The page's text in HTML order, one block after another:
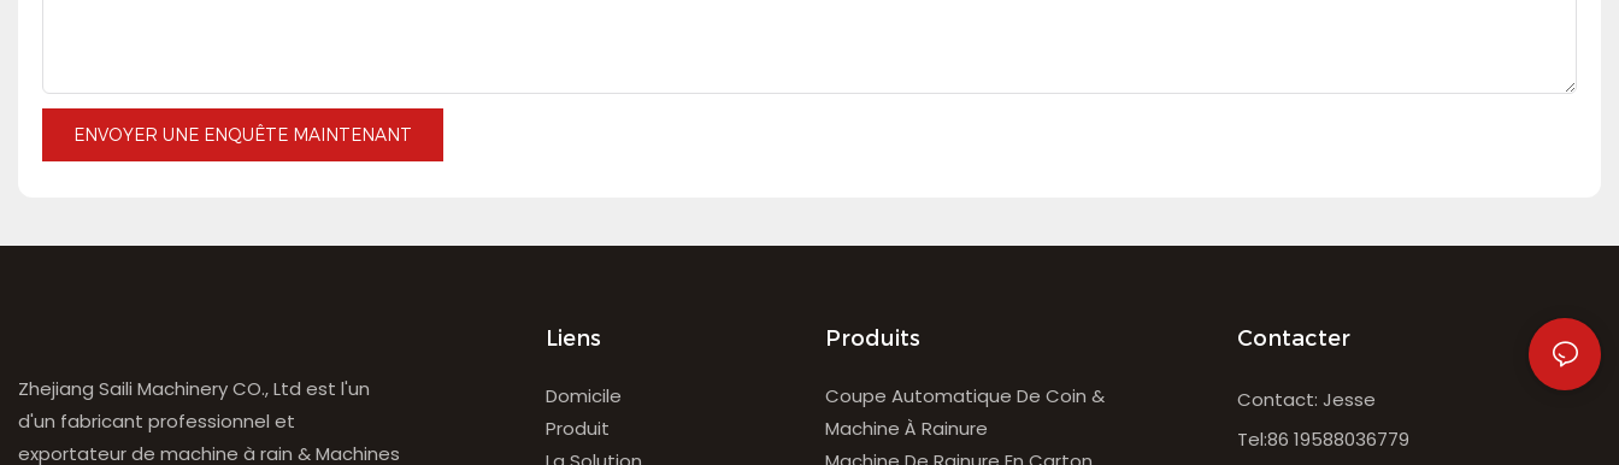
ENVOYER UNE ENQUÊTE MAINTENANT
Zhejiang Saili Machinery CO., Ltd est l'un
d'un fabricant professionnel et
exportateur de machine à rain & Machines
Liens
Domicile
Produit
Produits
Coupe Automatique De Coin &
Machine À Rainure
Contacter
Contact: Jesse
Tel:86 19588036779